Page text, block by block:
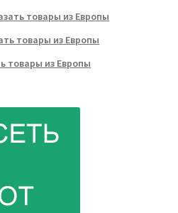
товары из Европы
товары из Европы
товары из Европы